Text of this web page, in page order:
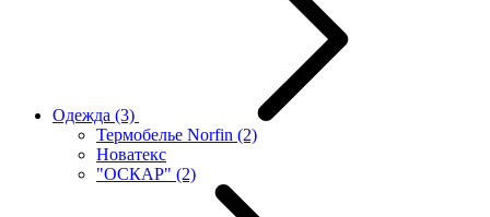
Одежда (3)
Термобелье Norfin (2)
Новатекс
"ОСКАР" (2)